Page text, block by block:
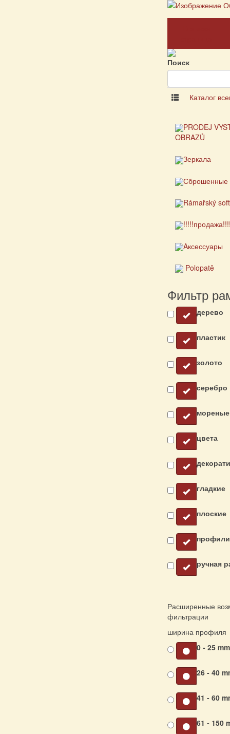
Поиск
Каталог
PRODEJ
OBRAZŮ
Зеркала
Сброшенные
Rámařský
Aксессуары
Polopatě
Фильтр
дерево
пластик
золото
серебро
мореные
цвета
гладкие
плоские
ручная
Расширенные
фильтрации
ширина профиля
0 - 25
26 - 40
41 - 60
61 - 150